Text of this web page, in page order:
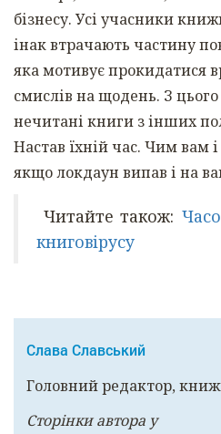
бізнесу. Усі учасники
інак втрачають частину
яка мотивує прокидатися
смислів на щодень. З
нечитані книги з інших
Настав їхній час. Чим вам
якщо локдаун випав і на
Читайте також:
книговірусу
Слава Славський
Головний редактор,
Сторінки автора у